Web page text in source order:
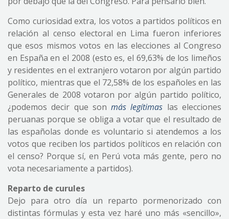
Como curiosidad extra, los votos a partidos políticos en
relación al censo electoral en Lima fueron inferiores
que esos mismos votos en las elecciones al Congreso
en España en el 2008 (esto es, el 69,63% de los limeños
y residentes en el extranjero votaron por algún partido
político, mientras que el 72,58% de los españoles en las
Generales de 2008 votaron por algún partido político,
¿podemos decir que sonmás legítimas las elecciones
peruanas porque se obliga a votar que el resultado de
las españolas donde es voluntario si atendemos a los
votos que reciben los partidos políticos en relación con
el censo? Porque sí, en Perú vota más gente, pero no
vota necesariamente a partidos).
Reparto de curules
Dejo para otro día un reparto pormenorizado con
distintas fórmulas y esta vez haré uno más «sencillo»,